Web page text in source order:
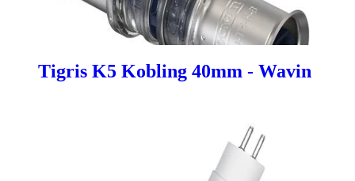
Tigris K5 Kobling 40mm - Wavin